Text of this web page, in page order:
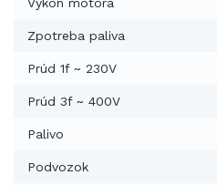
Výkon motora
Zpotreba paliva
Prúd 1f ~ 230V
Prúd 3f ~ 400V
Palivo
Podvozok